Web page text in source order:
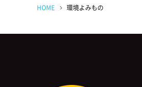
HOME 環境よみもの